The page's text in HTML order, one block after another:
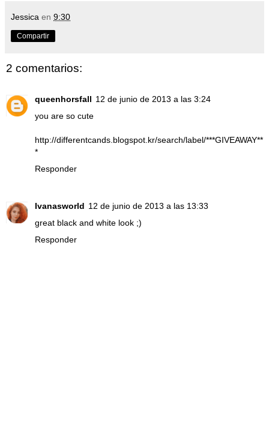
Jessica en 9:30
Compartir
2 comentarios:
queenhorsfall 12 de junio de 2013 a las 3:24
you are so cute
http://differentcands.blogspot.kr/search/label/***GIVEAWAY**
*
Responder
Ivanasworld 12 de junio de 2013 a las 13:33
great black and white look ;)
Responder